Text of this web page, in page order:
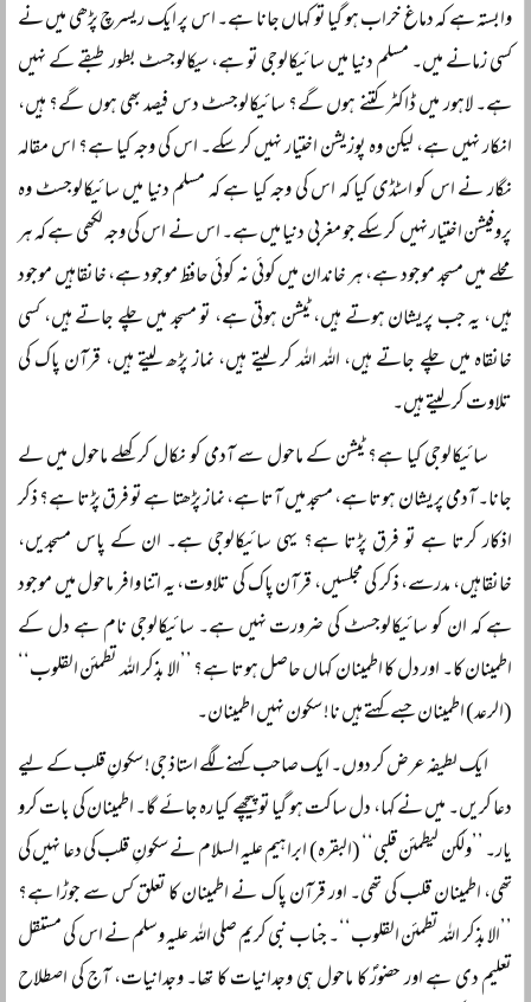
وابستہ ہے کہ دماغ خراب ہو گیا تو کہاں جانا ہے۔ اس پر ایک ریسرچ پڑھی میں نے
کسی زمانے میں۔ مسلم دنیا میں سائیکالوجی تو ہے، سیکالوجسٹ بطور طبقے کے نہیں
ہے۔ لاہور میں ڈاکٹر کتنے ہوں گے؟ سائیکالوجسٹ دس فیصد بھی ہوں گے؟ ہیں،
انکار نہیں ہے، لیکن وہ پوزیشن اختیار نہیں کر سکے۔ اس کی وجہ کیا ہے؟ اس مقالہ
نگار نے اس کو اسٹڈی کیا کہ اس کی وجہ کیا ہے کہ مسلم دنیا میں سائیکالوجسٹ وہ
پروفیشن اختیار نہیں کر سکے جو مغربی دنیا میں ہے۔ اس نے اس کی وجہ لکھی ہے کہ ہر
محلے میں مسجد موجود ہے، ہر خاندان میں کوئی نہ کوئی حافظ موجود ہے، خانقاہیں موجود
ہیں، یہ جب پریشان ہوتے ہیں، ٹیشن ہوتی ہے، تو مسجد میں چلے جاتے ہیں، کسی
خانقاہ میں چلے جاتے ہیں، اللہ اللہ کر لیتے ہیں، نماز پڑھ لیتے ہیں، قرآن پاک کی
تلاوت کر لیتے ہیں۔
سائیکالوجی کیا ہے؟ ٹیشن کے ماحول سے آدمی کو نکال کر کھلے ماحول میں لے
جانا۔ آدمی پریشان ہوتا ہے، مسجد میں آتا ہے، نماز پڑھتا ہے تو فرق پڑتا ہے؟ ذکر
اذکار کرتا ہے تو فرق پڑتا ہے؟ یہی سائیکالوجی ہے۔ ان کے پاس مسجدیں،
خانقاہیں، مدرسے، ذکر کی مجلسیں، قرآن پاک کی تلاوت، یہ اتنا وافر ماحول میں موجود
ہے کہ ان کو سائیکالوجسٹ کی ضرورت نہیں ہے۔ سائیکالوجی نام ہے دل کے
اطمینان کا۔ اور دل کا اطمینان کہاں حاصل ہوتا ہے؟ ’’الا بذکر اللہ تطمئن القلوب‘‘
(الرعد) اطمینان جسے کہتے ہیں نا! سکون نہیں اطمینان۔
ایک لطیفہ عرض کر دوں۔ ایک صاحب کہنے لگے استاذ جی! سکونِ قلب کے لیے
دعا کریں۔ میں نے کہا، دل ساکت ہو گیا تو پیچھے کیا رہ جائے گا۔ اطمینان کی بات کرو
یار۔ ’’ولٰکن لیطمئن قلبی‘‘ (البقرہ) ابراہیم علیہ السلام نے سکونِ قلب کی دعا نہیں کی
تھی، اطمینان قلب کی تھی۔ اور قرآن پاک نے اطمینان کا تعلق کس سے جوڑا ہے؟
’’الا بذکر اللہ تطمئن القلوب‘‘۔ جناب نبی کریم صلی اللہ علیہ وسلم نے اس کی مستقل
تعلیم دی ہے اور حضورؐ کا ماحول ہی وجدانیات کا تھا۔ وجدانیات، آج کی اصطلاح